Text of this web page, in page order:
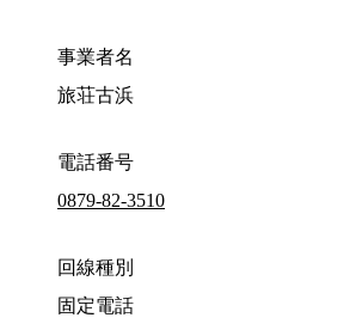
事業者名
旅荘古浜
電話番号
0879-82-3510
回線種別
固定電話